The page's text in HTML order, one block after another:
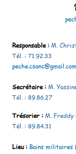
Responsable : M.
Tél. : 71.92.33
peche.csanc@gmail.com
Secrétaire : M.
Tél. : 89.86.27
Trésorier : M. Freddy
Tél. : 89.84.31
Lieu : Bains militaires